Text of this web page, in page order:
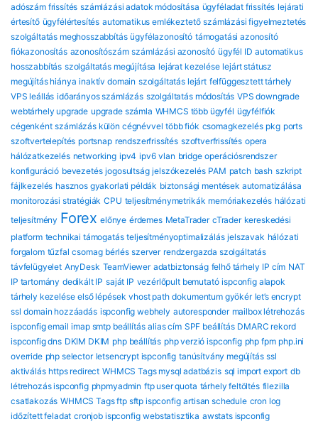
adószám frissítés számlázási adatok módosítása ügyféladat frissítés lejárati
értesítő ügyfélértesítés automatikus emlékeztető számlázási figyelmeztetés
szolgáltatás meghosszabbítás ügyfélazonosító támogatási azonosító
fiókazonosítás azonosítószám számlázási azonosító ügyfél ID automatikus
hosszabbítás szolgáltatás megújítása lejárat kezelése lejárt státusz
megújítás hiánya inaktív domain szolgáltatás lejárt felfüggesztett tárhely
VPS leállás időarányos számlázás szolgáltatás módosítás VPS downgrade
webtárhely upgrade upgrade számla WHMCS több ügyfél ügyfélfiók
cégenként számlázás külön cégnévvel több fiók csomagkezelés pkg ports
szoftvertelepítés portsnap rendszerfrissítés szoftverfrissítés opera
hálózatkezelés networking ipv4 ipv6 vlan bridge operációsrendszer
konfiguráció bevezetés jogosultság jelszókezelés PAM patch bash szkript
fájlkezelés hasznos gyakorlati példák biztonsági mentések automatizálása
monitorozási stratégiák CPU teljesítménymetrikák memóriakezelés hálózati
teljesítmény Forex előnye érdemes MetaTrader cTrader kereskedési
platform technikai támogatás teljesítményoptimalizálás jelszavak hálózati
forgalom tűzfal csomag bérlés szerver rendzergazda szolgáltatás
távfelügyelet AnyDesk TeamViewer adatbiztonság felhő tárhely IP cím NAT
IP tartomány dedikált IP saját IP vezérlőpult bemutató ispconfig alapok
tárhely kezelése első lépések vhost path dokumentum gyökér let’s encrypt
ssl domain hozzáadás ispconfig webhely autoresponder mailbox létrehozás
ispconfig email imap smtp beállítás alias cím SPF beállítás DMARC rekord
ispconfig dns DKIM DKIM php beállítás php verzió ispconfig php fpm php.ini
override php selector letsencrypt ispconfig tanúsítvány megújítás ssl
aktiválás https redirect WHMCS Tags mysql adatbázis sql import export db
létrehozás ispconfig phpmyadmin ftp user quota tárhely feltöltés filezilla
csatlakozás WHMCS Tags ftp sftp ispconfig artisan schedule cron log
időzített feladat cronjob ispconfig webstatisztika awstats ispconfig